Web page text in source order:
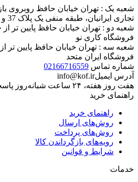
شعبه یک : تهران خیابان حافظ روبروی
تجاری ایرانیان، طبقه منفی یک پلاک 37 و 38
فروشگاه کاری نو
فروشگاه ایران متحد
شماره تماس 02166716559
آدرس ایمیلinfo@kof.ir
هفت روز هفته، ۲۴ ساعت شبانه‌روز پاسخگوی شما هستیم.
راهنمای خرید
راهنمای خرید
روش‌های ارسال
روش‌های پرداخت
رویه‌های بازگرداندن کالا
شرایط و قوانین
خدمات